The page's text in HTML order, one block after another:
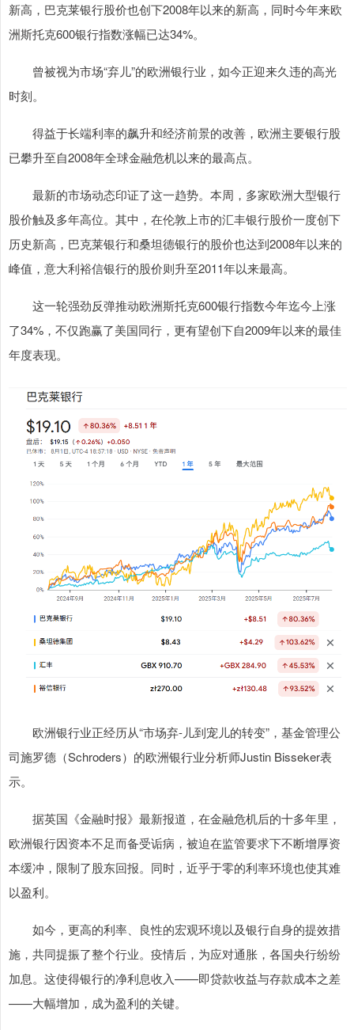
新高，巴克莱银行股价也创下2008年以来的新高，同时今年来欧
洲斯托克600银行指数涨幅已达34%。
曾被视为市场“弃儿”的欧洲银行业，如今正迎来久违的高光
时刻。
得益于长端利率的飙升和经济前景的改善，欧洲主要银行股
已攀升至自2008年全球金融危机以来的最高点。
最新的市场动态印证了这一趋势。本周，多家欧洲大型银行
股价触及多年高位。其中，在伦敦上市的汇丰银行股价一度创下
历史新高，巴克莱银行和桑坦德银行的股价也达到2008年以来的
峰值，意大利裕信银行的股价则升至2011年以来最高。
这一轮强劲反弹推动欧洲斯托克600银行指数今年迄今上涨
了34%，不仅跑赢了美国同行，更有望创下自2009年以来的最佳
年度表现。
欧洲银行业正经历从“市场弃-儿到宠儿的转变”，基金管理公
司施罗德（Schroders）的欧洲银行业分析师Justin Bisseker表
示。
据英国《金融时报》最新报道，在金融危机后的十多年里，
欧洲银行因资本不足而备受诟病，被迫在监管要求下不断增厚资
本缓冲，限制了股东回报。同时，近乎于零的利率环境也使其难
以盈利。
如今，更高的利率、良性的宏观环境以及银行自身的提效措
施，共同提振了整个行业。疫情后，为应对通胀，各国央行纷纷
加息。这使得银行的净利息收入——即贷款收益与存款成本之差
——大幅增加，成为盈利的关键。